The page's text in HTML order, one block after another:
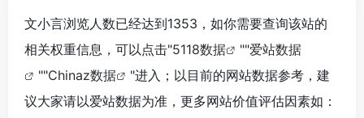
文小言浏览人数已经达到1353，如你需要查询该站的
相关权重信息，可以点击"5118数据 ""爱站数据
""Chinaz数据
"进入；以目前的网站数据参考，建
议大家请以爱站数据为准，更多网站价值评估因素如：